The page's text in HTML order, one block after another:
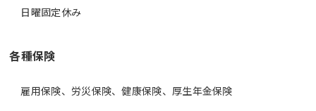
日曜固定休み
各種保険
雇用保険、労災保険、健康保険、厚生年金保険